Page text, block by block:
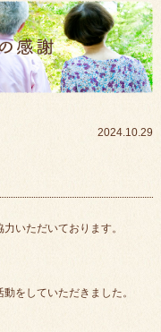
2024.10.29
いただいております。
をしていただきました。